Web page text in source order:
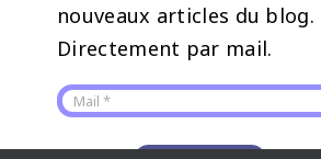
nouveaux articles du blog.
Directement par mail.